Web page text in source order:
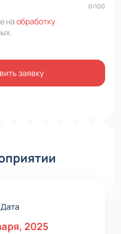
0/100
наобработку
.
заявку
Дата
2025